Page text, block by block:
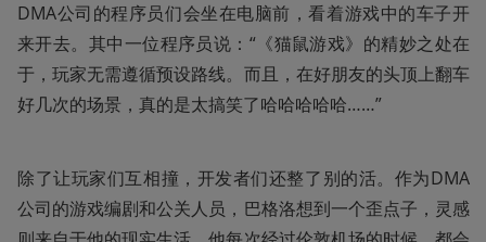
DMA公司的程序员们会坐在电脑前，看着游戏中的车子开
来开去。其中一位程序员说：“《猫鼠游戏》的精妙之处在
于，玩家无需遵循预设路线。而且，在好朋友的头顶上翻车
好几次的场景，真的是太搞笑了哈哈哈哈哈……”
除了让玩家们互相撞，开发者们还整了别的活。作为DMA
公司的游戏编剧和公关人员，巴格洛想到一个歪点子，灵感